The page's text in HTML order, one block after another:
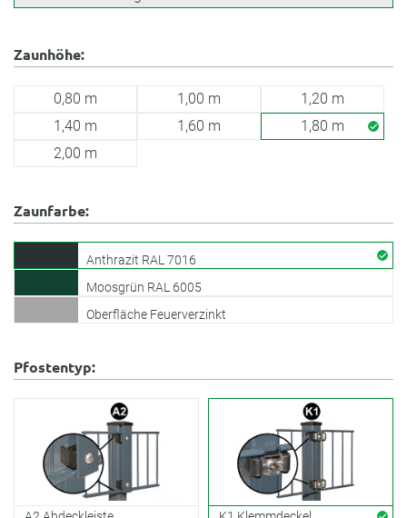
Zaunhöhe:
0,80 m 1,00 m
1,20 m
1,40 m
1,60 m
1,80 m
2,00 m
Zaunfarbe:
Anthrazit RAL 7016
Moosgrün RAL 6005
Oberfläche Feuerverzinkt
Pfostentyp: